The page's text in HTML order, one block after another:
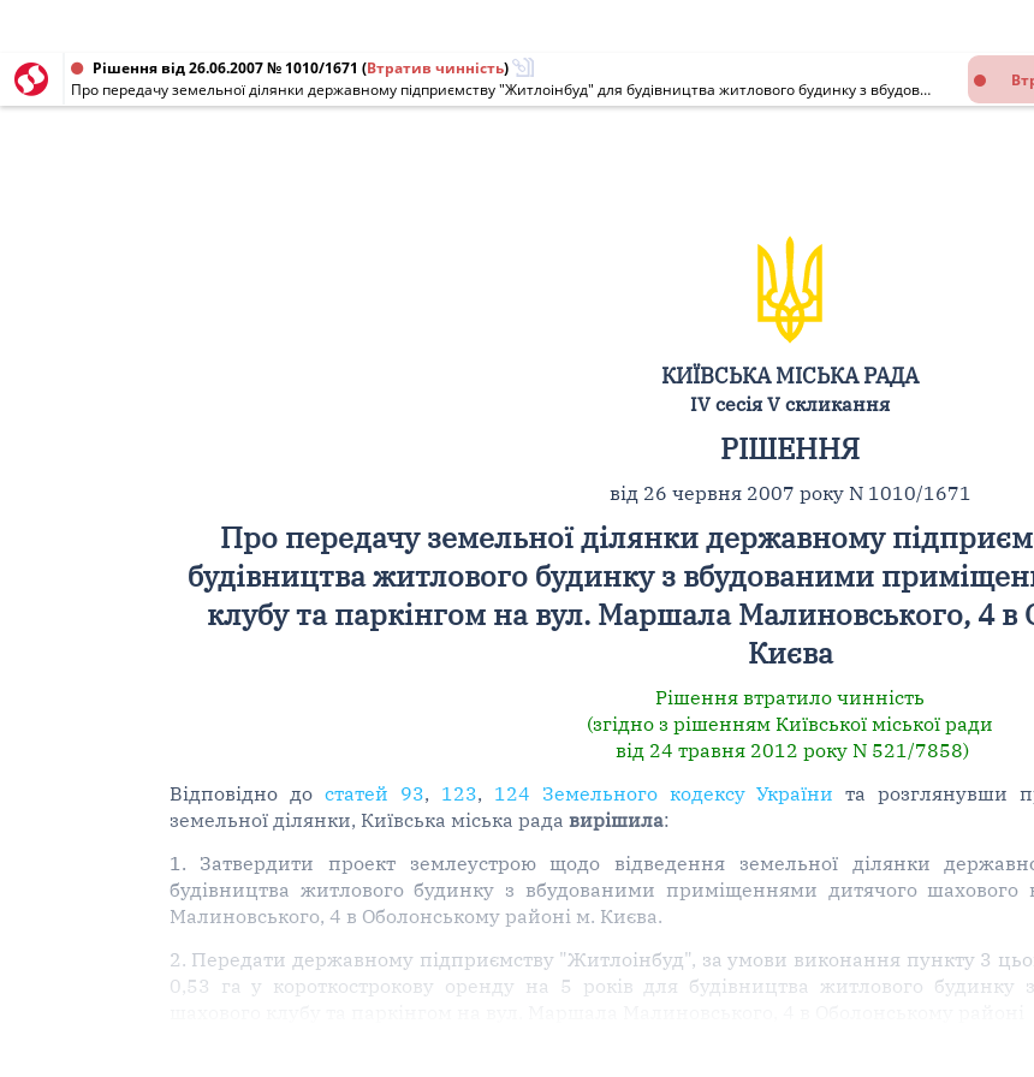
Рішення від 26.06.2007 № 1010/1671 (Втратив чинність)
Про передачу земельної ділянки державному підприємству "Житлоінбуд" для будівництва житлового будинку з вбудованими приміщеннями дитячого шахового клубу та паркінгом на вул. Маршала Малиновського, 4 в Оболонському районі м. Києва
КИЇВСЬКА МІСЬКА РАДА
IV сесія V скликання
РІШЕННЯ
від 26 червня 2007 року N 1010/1671
Про передачу земельної ділянки державному
будівництва житлового будинку з вбудованими
клубу та паркінгом на вул. Маршала Малиновського, 4
Києва
Рішення втратило чинність
(згідно з рішенням Київської міської ради
від 24 травня 2012 року N 521/7858)
Відповідно до статей 93, 123, 124 Земельного кодексу України та розглянувши
земельної ділянки, Київська міська рада вирішила:
1. Затвердити проект землеустрою щодо відведення земельної ділянки
будівництва житлового будинку з вбудованими приміщеннями дитячого
Малиновського, 4 в Оболонському районі м. Києва.
2. Передати державному підприємству "Житлоінбуд", за умови виконання пункту 3
0,53 га у короткострокову оренду на 5 років для будівництва житлового